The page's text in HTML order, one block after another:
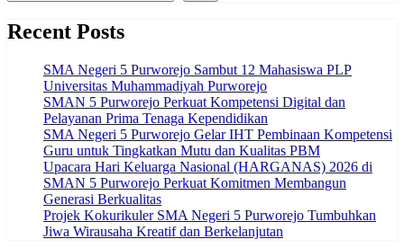
Recent Posts
SMA Negeri 5 Purworejo Sambut 12 Mahasiswa PLP
Universitas Muhammadiyah Purworejo
SMAN 5 Purworejo Perkuat Kompetensi Digital dan
Pelayanan Prima Tenaga Kependidikan
SMA Negeri 5 Purworejo Gelar IHT Pembinaan Kompetensi
Guru untuk Tingkatkan Mutu dan Kualitas PBM
Upacara Hari Keluarga Nasional (HARGANAS) 2026 di
SMAN 5 Purworejo Perkuat Komitmen Membangun
Generasi Berkualitas
Projek Kokurikuler SMA Negeri 5 Purworejo Tumbuhkan
Jiwa Wirausaha Kreatif dan Berkelanjutan